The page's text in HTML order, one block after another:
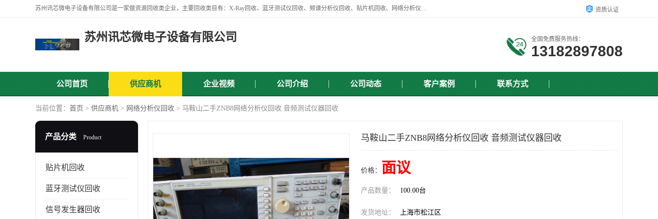
苏州讯芯微电子设备有限公司是一家做资源回收类企业，主要回收类目有：X-Ray回收、蓝牙测试仪回收、频谱分析仪回收、贴片机回收、网络分析仪回收、信号发生器回收等，从企业单位的需求出发，试通过本网络平台的建立有效整合物资市场，使可再生资源获得合理的流通和科学的再利用。 资质认证
苏州讯芯微电子设备有限公司 全国免费服务热线：
13182897808
公司首页 供应商机 企业视频 公司介绍 公司动态 客户案例 联系方式
当前位置： 首页 > 供应商机 > 网络分析仪回收 > 马鞍山二手ZNB8网络分析仪回收 音频测试仪器回收
产品分类 Product
贴片机回收
蓝牙测试仪回收
信号发生器回收
马鞍山二手ZNB8网络分析仪回收 音频测试仪器回收
价格： 面议
产品数量： 100.00台
发货地址： 上海市松江区